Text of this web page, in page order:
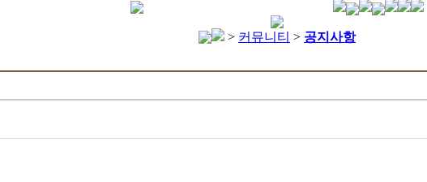
> 커뮤니티 > 공지사항